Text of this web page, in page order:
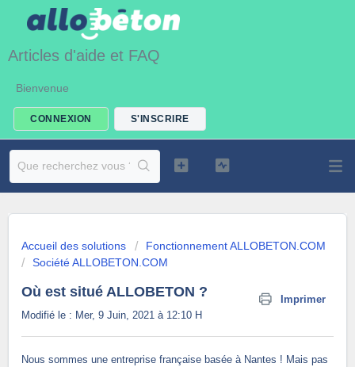
Articles d'aide et FAQ
Bienvenue
CONNEXION S'INSCRIRE
Accueil des solutions
Fonctionnement ALLOBETON.COM
Société ALLOBETON.COM
Où est situé ALLOBETON ?
Imprimer
Modifié le : Mer, 9 Juin, 2021 à 12:10 H
Nous sommes une entreprise française basée à Nantes ! Mais pas